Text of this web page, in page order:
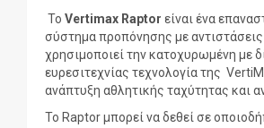
To Vertimax Raptor είναι ένα
σύστημα προπόνησης με
χρησιμοποιεί την κατοχυρωμένη με
ευρεσιτεχνίας τεχνολογία της
ανάπτυξη αθλητικής ταχύτητας και
Το Raptor μπορεί να δεθεί σε